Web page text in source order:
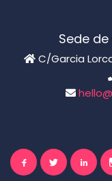
Sede
C/Garcia